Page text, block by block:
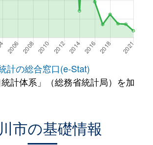
計の総合窓口(e-Stat)
統計体系」（総務省統計局）を加
市の基礎情報